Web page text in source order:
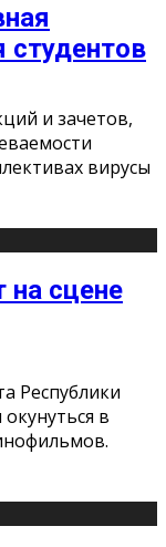
студентов
и зачетов,
вирусы
на сцене
Республики
в